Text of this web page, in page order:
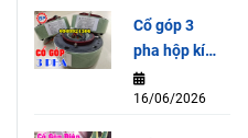
Cổ góp 3
pha hộp kín
SRH65155-
3P (15A)
16/06/2026